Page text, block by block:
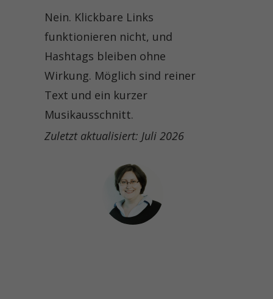
Nein. Klickbare Links
funktionieren nicht, und
Hashtags bleiben ohne
Wirkung. Möglich sind reiner
Text und ein kurzer
Musikausschnitt.
Zuletzt aktualisiert: Juli 2026